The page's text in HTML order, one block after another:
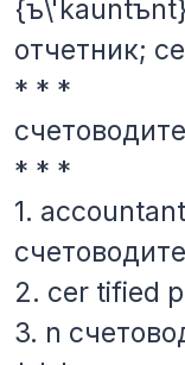
отчетник;
* * *
* * *
1.
2. cer tified
3. n